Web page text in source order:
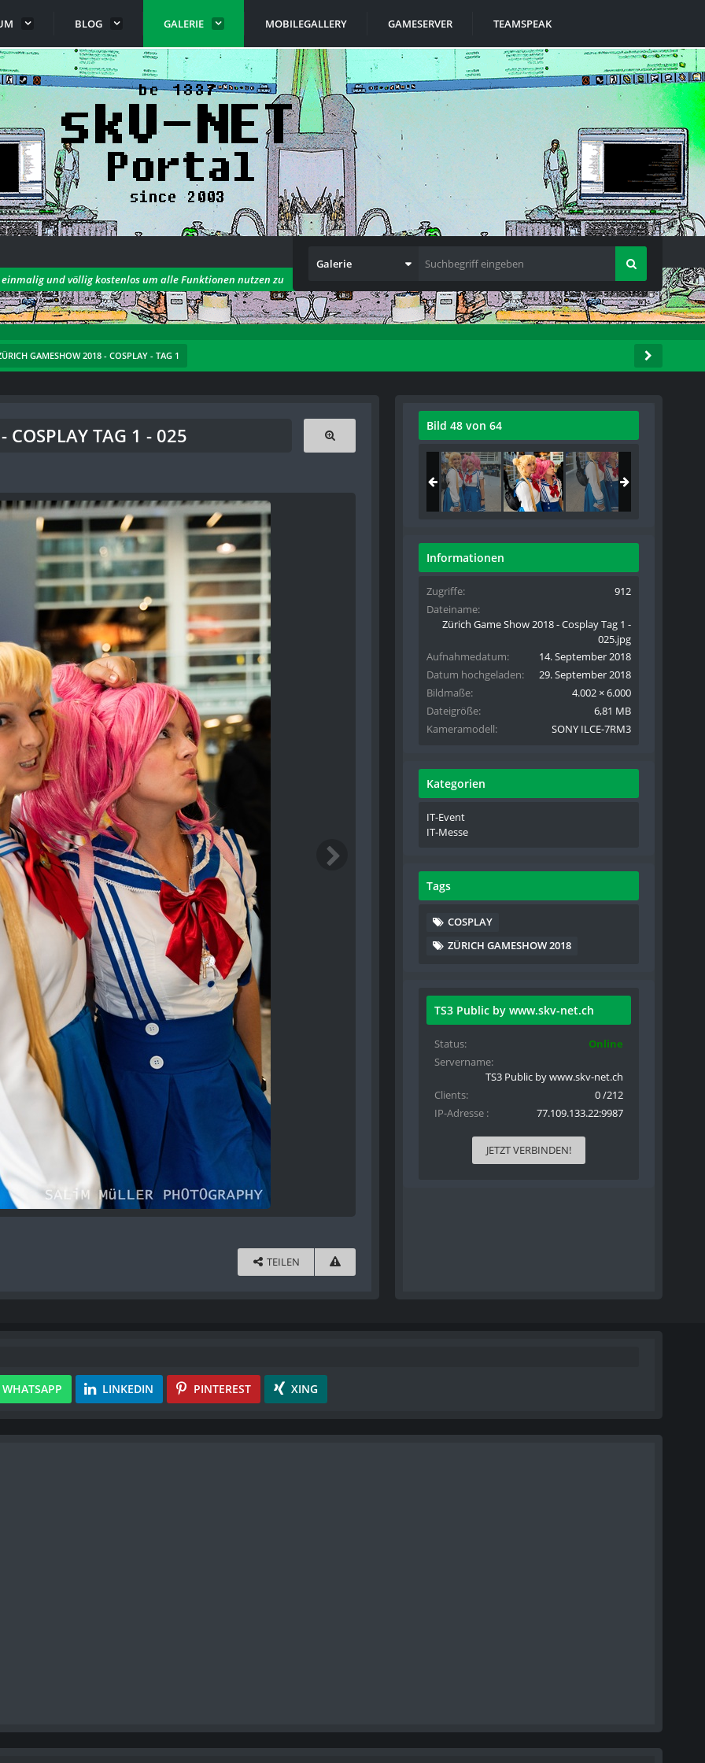
BLOG GALERIE MOBILEGALLERY GAMESERVER TEAMSPEAK
Galerie
und völlig kostenlos um alle Funktionen nutzen zu
GAMESHOW 2018 - COSPLAY - TAG 1
COSPLAY TAG 1 - 025
TEILEN
Bild 48 von 64
Informationen
Zugriffe
912
Dateiname
Zürich Game Show 2018 - Cosplay Tag 1 -
025.jpg
Aufnahmedatum
14. September 2018
Datum hochgeladen
29. September 2018
Bildmaße
4.002 × 6.000
Dateigröße
6,81 MB
Kameramodell
SONY ILCE-7RM3
Kategorien
IT-Event
IT-Messe
Tags
COSPLAY
ZÜRICH GAMESHOW 2018
TS3 Public by www.skv-net.ch
Status
Online
Servername
TS3 Public by www.skv-net.ch
Clients
0 /212
IP-Adresse
77.109.133.22:9987
JETZT VERBINDEN!
WHATSAPP LINKEDIN PINTEREST XING